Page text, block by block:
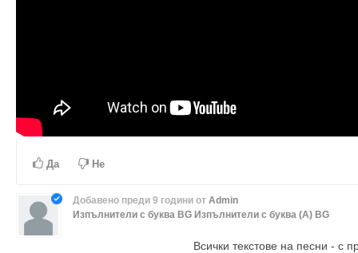
Да Не
Добавено преди 9 години отAdmin
Изпълнители с буква BG Изпълнители с буква (А) BG
Всички текстове на песни - с